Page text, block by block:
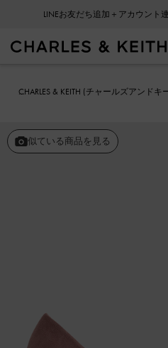
CHARLES & KEITH (チャールズアンドキ
似ている商品を見る